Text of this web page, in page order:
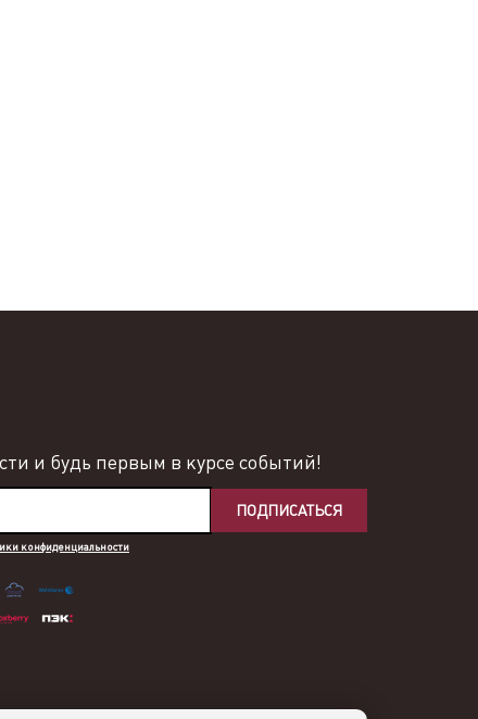
и будь первым в курсе событий!
ПОДПИСАТЬСЯ
конфиденциальности